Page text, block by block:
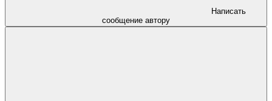
сообщение автору